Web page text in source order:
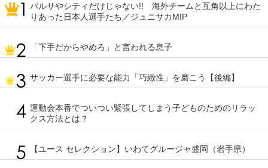
バルサやシティだけじゃない!! 海外チームと互角以上にわた
りあった日本人選手たち／ジュニサカMIP
「下手だからやめろ」と言われる息子
サッカー選手に必要な能力「巧緻性」を磨こう【後編】
運動会本番でついつい緊張してしまう子どものためのリラッ
クス方法とは？
【ユース セレクション】いわてグルージャ盛岡（岩手県）